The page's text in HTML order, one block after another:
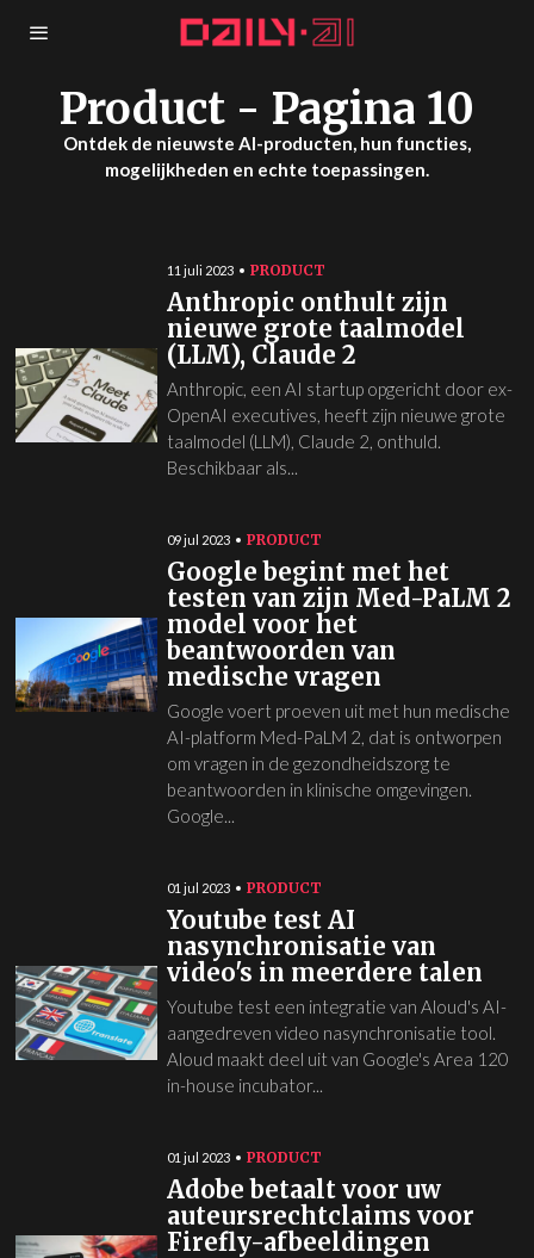
Product - Pagina 10
Ontdek de nieuwste AI-producten, hun functies,
mogelijkheden en echte toepassingen.
11 juli 2023 PRODUCT
Anthropic onthult zijn
nieuwe grote taalmodel
(LLM), Claude 2
Anthropic, een AI startup opgericht door ex-
OpenAI executives, heeft zijn nieuwe grote
taalmodel (LLM), Claude 2, onthuld.
Beschikbaar als...
09 jul 2023 PRODUCT
Google begint met het
testen van zijn Med-PaLM 2
model voor het
beantwoorden van
medische vragen
Google voert proeven uit met hun medische
AI-platform Med-PaLM 2, dat is ontworpen
om vragen in de gezondheidszorg te
beantwoorden in klinische omgevingen.
Google...
01 jul 2023 PRODUCT
Youtube test AI
nasynchronisatie van
video's in meerdere talen
Youtube test een integratie van Aloud's AI-
aangedreven video nasynchronisatie tool.
Aloud maakt deel uit van Google's Area 120
in-house incubator...
01 jul 2023 PRODUCT
Adobe betaalt voor uw
auteursrechtclaims voor
Firefly-afbeeldingen